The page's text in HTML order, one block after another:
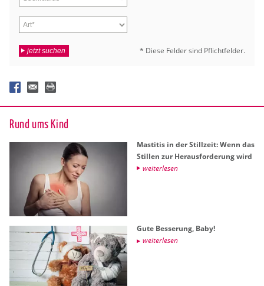
jetzt suchen * Diese Fel­der sind Pflicht­fel­der.
Rund ums Kind
Masti­tis in der Still­zeit: Wenn das
Stil­len zur Her­aus­for­de­rung wird
wei­ter­le­sen
Gute Bes­se­rung, Baby!
wei­ter­le­sen